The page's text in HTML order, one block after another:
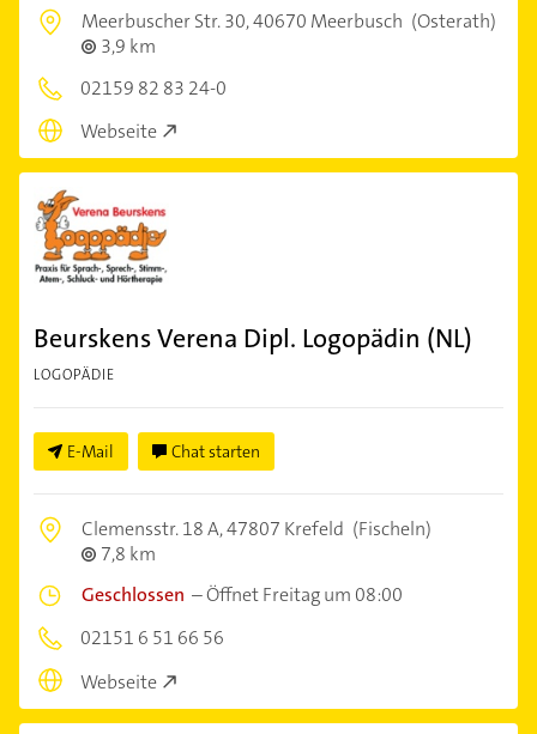
Meerbuscher Str. 30,40670 Meerbusch (Osterath)
3,9 km
02159 82 83 24-0
Webseite
Beurskens Verena Dipl. Logopädin (NL)
LOGOPÄDIE
E-Mail Chat starten
Clemensstr. 18 A,47807 Krefeld (Fischeln)
7,8 km
Geschlossen –Öffnet Freitag um 08:00
02151 6 51 66 56
Webseite